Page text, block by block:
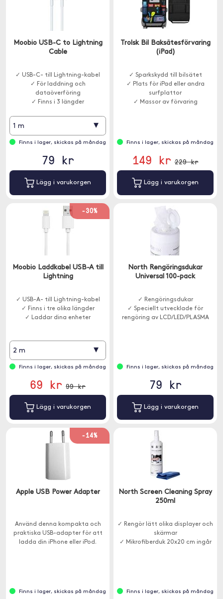
Moobio USB-C to Lightning
Cable
✓ USB-C- till Lightning-kabel
✓ För laddning och
dataöverföring
✓ Finns i 3 längder
1 m ▾
Finns i lager, skickas på måndag
79 kr
Lägg i varukorgen
Trolsk Bil Baksätesförvaring
(iPad)
✓ Sparkskydd till bilsätet
✓ Plats för iPad eller andra
surfplattor
✓ Massor av förvaring
Finns i lager, skickas på måndag
149 kr 229 kr
Lägg i varukorgen
-30%
Moobio Laddkabel USB-A till
Lightning
✓ USB-A- till Lightning-kabel
✓ Finns i tre olika längder
✓ Laddar dina enheter
2 m ▾
Finns i lager, skickas på måndag
69 kr 99 kr
Lägg i varukorgen
North Rengöringsdukar
Universal 100-pack
✓ Rengöringsdukar
✓ Speciellt utvecklade för
rengöring av LCD/LED/PLASMA
Finns i lager, skickas på måndag
79 kr
Lägg i varukorgen
-14%
Apple USB Power Adapter
Använd denna kompakta och
praktiska USB-adapter för att
ladda din iPhone eller iPod.
Finns i lager, skickas på måndag
North Screen Cleaning Spray
250ml
✓ Rengör lätt olika displayer och
skärmar
✓ Mikrofiberduk 20x20 cm ingår
Finns i lager, skickas på måndag